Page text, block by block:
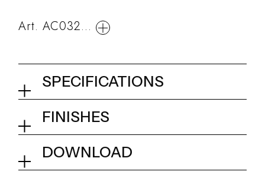
Art. AC032...
SPECIFICATIONS
Ceiling shower ø 300 mm
Collection
FINISHES
02Q - Mirror Steel
DOWNLOAD
Tech info